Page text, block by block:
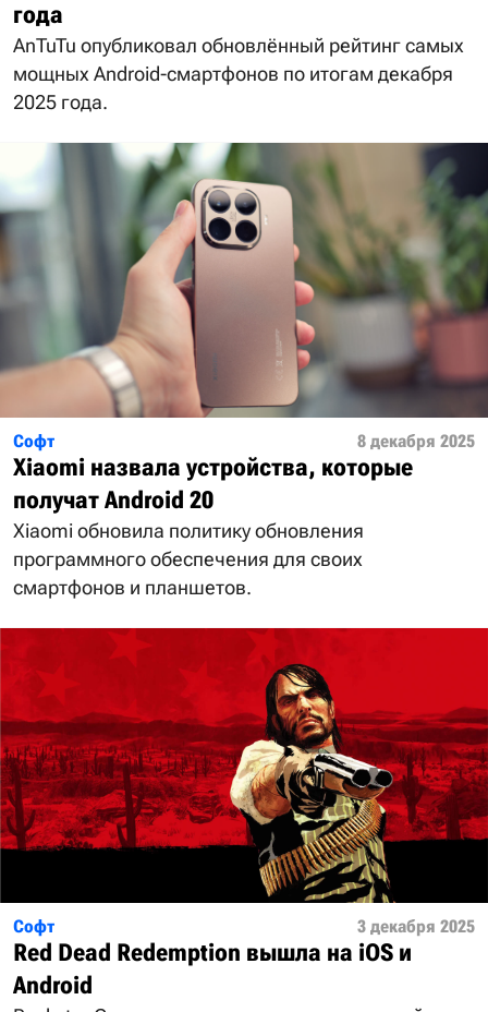
года
AnTuTu опубликовал обновлённый рейтинг самых
мощных Android-смартфонов по итогам декабря
2025 года.
Софт 8 декабря 2025
Xiaomi назвала устройства, которые
получат Android 20
Xiaomi обновила политику обновления
программного обеспечения для своих
смартфонов и планшетов.
Софт 3 декабря 2025
Red Dead Redemption вышла на iOS и
Android